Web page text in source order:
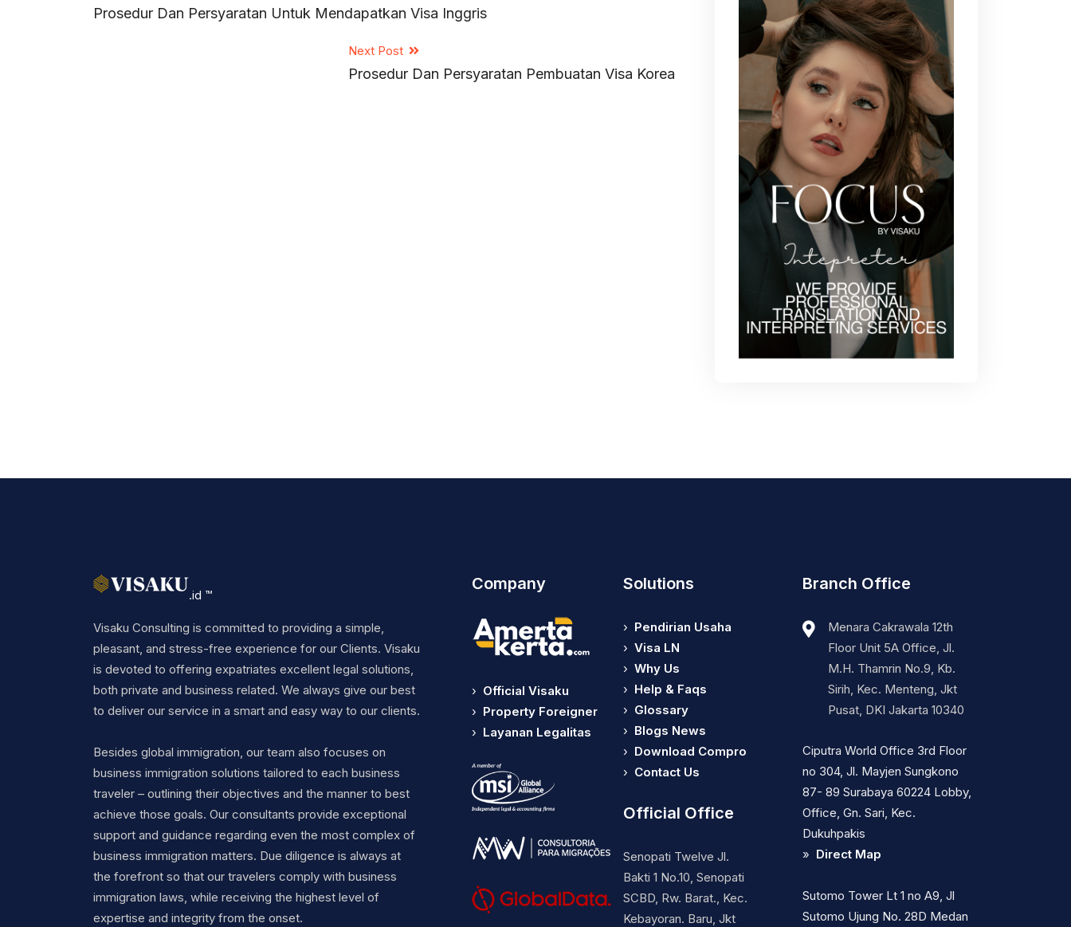
Prosedur Dan Persyaratan Untuk Mendapatkan Visa Inggris
Next Post
Prosedur Dan Persyaratan Pembuatan Visa Korea
.id ™
Visaku Consulting is committed to providing a simple,
pleasant, and stress-free experience for our Clients. Visaku
is devoted to offering expatriates excellent legal solutions,
both private and business related. We always give our best
to deliver our service in a smart and easy way to our clients.
Besides global immigration, our team also focuses on
business immigration solutions tailored to each business
traveler – outlining their objectives and the manner to best
achieve those goals. Our consultants provide exceptional
support and guidance regarding even the most complex of
business immigration matters. Due diligence is always at
the forefront so that our travelers comply with business
immigration laws, while receiving the highest level of
expertise and integrity from the onset.
Company
› Official Visaku
› Property Foreigner
› Layanan Legalitas
Solutions
› Pendirian Usaha
› Visa LN
› Why Us
› Help & Faqs
› Glossary
› Blogs News
› Download Compro
› Contact Us
Official Office
Senopati Twelve Jl.
Bakti 1 No.10, Senopati
SCBD, Rw. Barat., Kec.
Kebayoran. Baru, Jkt
Branch Office
Menara Cakrawala 12th
Floor Unit 5A Office, Jl.
M.H. Thamrin No.9, Kb.
Sirih, Kec. Menteng, Jkt
Pusat, DKI Jakarta 10340
Ciputra World Office 3rd Floor
no 304, Jl. Mayjen Sungkono
87- 89 Surabaya 60224 Lobby,
Office, Gn. Sari, Kec.
Dukuhpakis
» Direct Map
Sutomo Tower Lt 1 no A9, Jl
Sutomo Ujung No. 28D Medan